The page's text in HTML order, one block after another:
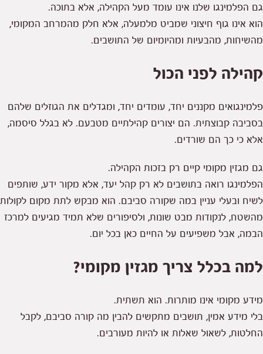
גם הפלמינגו שלנו אינו עומד מעל הקהילה, אלא בתוכה.
הוא אינו גוף חיצוני שמביט מלמעלה, אלא חלק מהמרחב המקומי,
מהשיחות, מהבעיות ומהיומיום של התושבים.
קהילה לפני הכול
פלמינגואים מקננים יחד, עומדים יחד, ומגדלים את הגוזלים שלהם
בסביבה קבוצתית. הם יצורים קהילתיים מטבעם. לא בגלל סיסמה,
אלא כי כך הם שורדים.
גם מגזין מקומי קיים רק בזכות הקהילה.
הפלמינגו רואה בתושבים לא רק קהל יעד, אלא מקור ידע, שותפים
לשיח ובעלי עניין במה שקורה סביבם. הוא מבקש לתת מקום לקולות
מהשטח, לנקודות מבט שונות, ולסיפורים שלא תמיד מגיעים למרכז
הבמה, אבל משפיעים על החיים כאן בכל יום.
למה בכלל צריך מגזין מקומי?
מידע מקומי אינו מותרות. הוא תשתית.
בלי מידע אמין, תושבים מתקשים להבין מה קורה סביבם, לקבל
החלטות, לשאול שאלות או להיות מעורבים.